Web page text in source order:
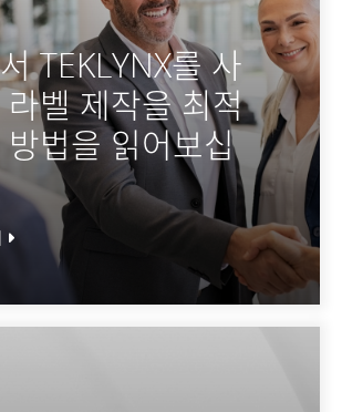
TEKLYNX를 사
벨 제작을 최적
법을 읽어보십